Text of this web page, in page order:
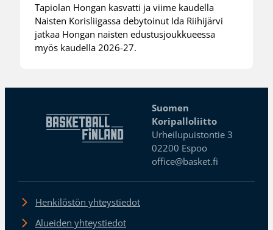
Tapiolan Hongan kasvatti ja viime kaudella
Naisten Korisliigassa debytoinut Ida Riihijärvi
jatkaa Hongan naisten edustusjoukkueessa
myös kaudella 2026-27.
Suomen
Koripalloliitto
Urheilupuistontie 3
02200 Espoo
office@basket.fi
Henkilöstön yhteystiedot
Alueiden yhteystiedot